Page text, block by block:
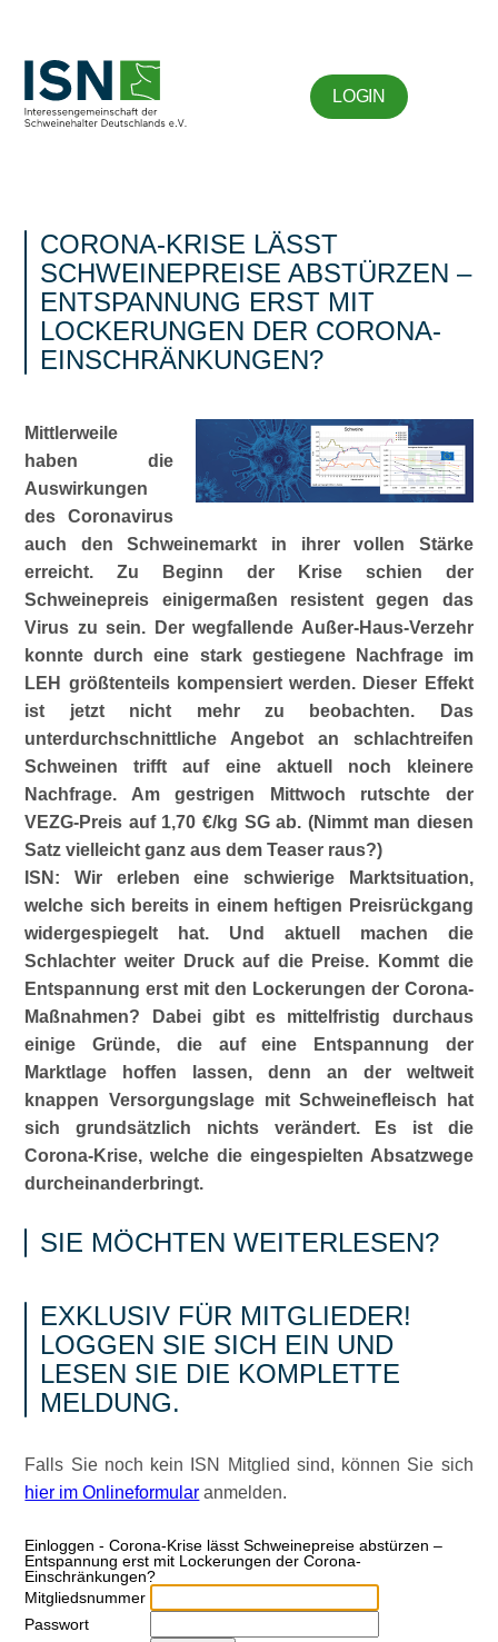
LOGIN
CORONA-KRISE LÄSST
SCHWEINEPREISE ABSTÜRZEN –
ENTSPANNUNG ERST MIT
LOCKERUNGEN DER CORONA-
EINSCHRÄNKUNGEN?
Mittlerweile
haben die
Auswirkungen
des Coronavirus
auch den Schweinemarkt in ihrer vollen Stärke
erreicht. Zu Beginn der Krise schien der
Schweinepreis einigermaßen resistent gegen das
Virus zu sein. Der wegfallende Außer-Haus-Verzehr
konnte durch eine stark gestiegene Nachfrage im
LEH größtenteils kompensiert werden. Dieser Effekt
ist jetzt nicht mehr zu beobachten. Das
unterdurchschnittliche Angebot an schlachtreifen
Schweinen trifft auf eine aktuell noch kleinere
Nachfrage. Am gestrigen Mittwoch rutschte der
VEZG-Preis auf 1,70 €/kg SG ab. (Nimmt man diesen
Satz vielleicht ganz aus dem Teaser raus?)
ISN: Wir erleben eine schwierige Marktsituation,
welche sich bereits in einem heftigen Preisrückgang
widergespiegelt hat. Und aktuell machen die
Schlachter weiter Druck auf die Preise. Kommt die
Entspannung erst mit den Lockerungen der Corona-
Maßnahmen? Dabei gibt es mittelfristig durchaus
einige Gründe, die auf eine Entspannung der
Marktlage hoffen lassen, denn an der weltweit
knappen Versorgungslage mit Schweinefleisch hat
sich grundsätzlich nichts verändert. Es ist die
Corona-Krise, welche die eingespielten Absatzwege
durcheinanderbringt.
SIE MÖCHTEN WEITERLESEN?
EXKLUSIV FÜR MITGLIEDER!
LOGGEN SIE SICH EIN UND
LESEN SIE DIE KOMPLETTE
MELDUNG.
Falls Sie noch kein ISN Mitglied sind, können Sie sich
hier im Onlineformular anmelden.
Ein­log­gen - Corona-Krise lässt Schweinepreise abstürzen –
Entspannung erst mit Lockerungen der Corona-
Einschränkungen?
Mitgliedsnummer
Passwort